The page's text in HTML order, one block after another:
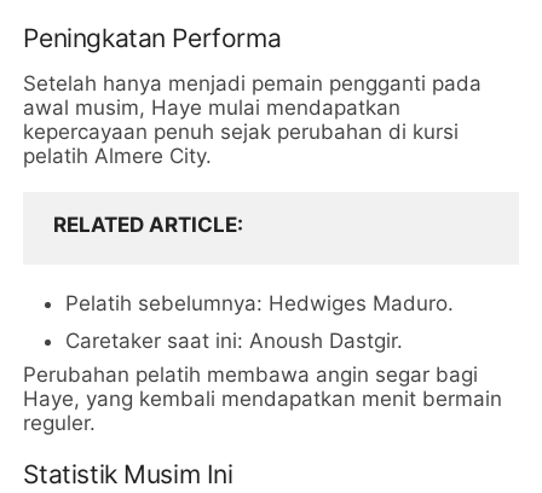
Peningkatan Performa
Setelah hanya menjadi pemain pengganti pada
awal musim, Haye mulai mendapatkan
kepercayaan penuh sejak perubahan di kursi
pelatih Almere City.
RELATED ARTICLE
Pelatih sebelumnya: Hedwiges Maduro.
Caretaker saat ini: Anoush Dastgir.
Perubahan pelatih membawa angin segar bagi
Haye, yang kembali mendapatkan menit bermain
reguler.
Statistik Musim Ini